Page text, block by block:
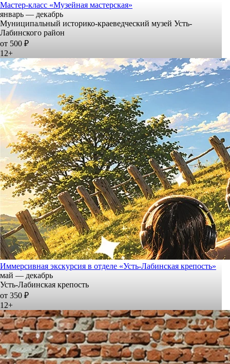
Мастер-класс «Музейная мастерская»
январь — декабрь
Муниципальный историко-краеведческий музей Усть-
Лабинского район
от 500 ₽
12+
Иммерсивная экскурсия в отделе «Усть-Лабинская крепость»
май — декабрь
Усть-Лабинская крепость
от 350 ₽
12+